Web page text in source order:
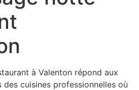
à Valenton répond aux
cuisines professionnelles où